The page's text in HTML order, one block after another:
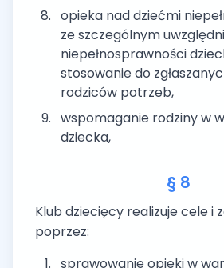
opieka nad dziećmi
ze szczególnym
niepełnosprawności
stosowanie do
rodziców potrzeb,
wspomaganie rodziny w
dziecka,
§ 8
Klub dziecięcy realizuje cele i
poprzez:
sprawowanie opieki w